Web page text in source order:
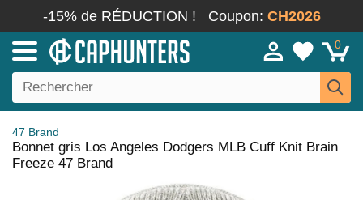
-15% de RÉDUCTION ! Coupon: CH2026
0
47 Brand
Bonnet gris Los Angeles Dodgers MLB Cuff Knit Brain
Freeze 47 Brand